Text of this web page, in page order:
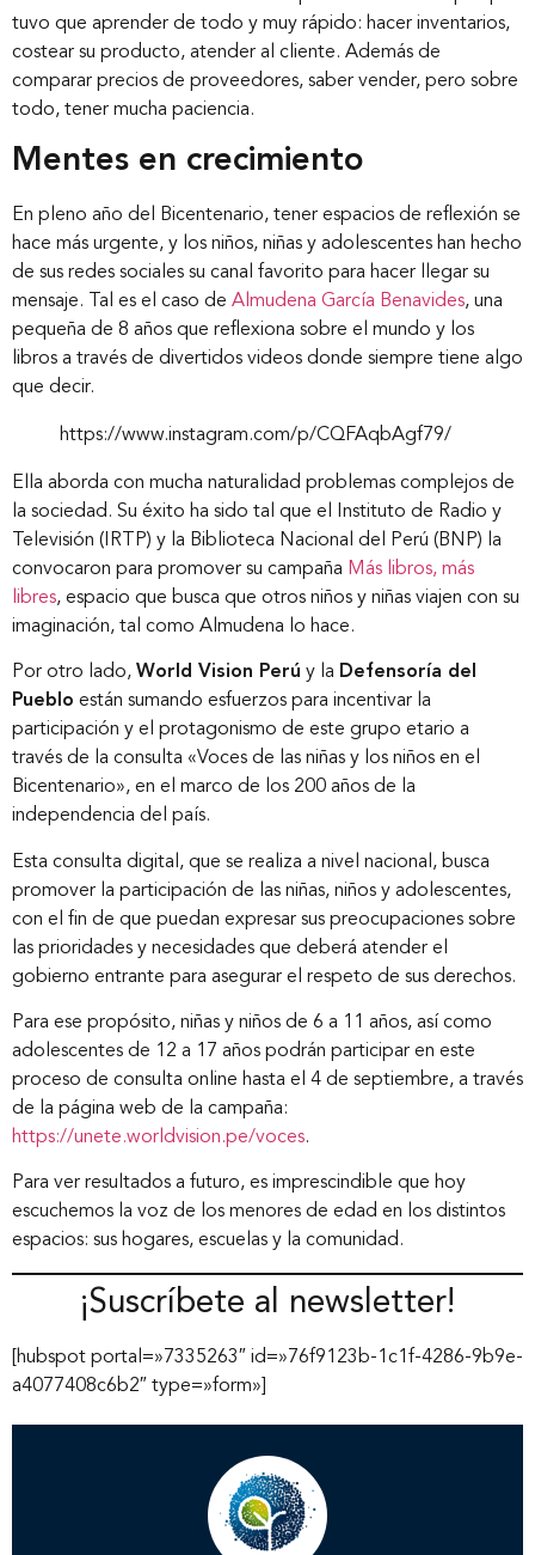
Inicio
Nuestros servicios
Nuestros clientes
Novedades
Contáctanos
tuvo que aprender de todo y muy rápido: hacer inventarios,
costear su producto, atender al cliente. Además de
comparar precios de proveedores, saber vender, pero sobre
todo, tener mucha paciencia.
Mentes en crecimiento
En pleno año del Bicentenario, tener espacios de reflexión se
hace más urgente, y los niños, niñas y adolescentes han hecho
de sus redes sociales su canal favorito para hacer llegar su
mensaje. Tal es el caso de Almudena García Benavides, una
pequeña de 8 años que reflexiona sobre el mundo y los
libros a través de divertidos videos donde siempre tiene algo
que decir.
https://www.instagram.com/p/CQFAqbAgf79/
Ella aborda con mucha naturalidad problemas complejos de
la sociedad. Su éxito ha sido tal que el Instituto de Radio y
Televisión (IRTP) y la Biblioteca Nacional del Perú (BNP) la
convocaron para promover su campaña Más libros, más
libres, espacio que busca que otros niños y niñas viajen con su
imaginación, tal como Almudena lo hace.
Por otro lado, World Vision Perú y la Defensoría del
Pueblo están sumando esfuerzos para incentivar la
participación y el protagonismo de este grupo etario a
través de la consulta «Voces de las niñas y los niños en el
Bicentenario», en el marco de los 200 años de la
independencia del país.
Esta consulta digital, que se realiza a nivel nacional, busca
promover la participación de las niñas, niños y adolescentes,
con el fin de que puedan expresar sus preocupaciones sobre
las prioridades y necesidades que deberá atender el
gobierno entrante para asegurar el respeto de sus derechos.
Para ese propósito, niñas y niños de 6 a 11 años, así como
adolescentes de 12 a 17 años podrán participar en este
proceso de consulta online hasta el 4 de septiembre, a través
de la página web de la campaña:
https://unete.worldvision.pe/voces.
Para ver resultados a futuro, es imprescindible que hoy
escuchemos la voz de los menores de edad en los distintos
espacios: sus hogares, escuelas y la comunidad.
¡Suscríbete al newsletter!
[hubspot portal=»7335263″ id=»76f9123b-1c1f-4286-9b9e-
a4077408c6b2″ type=»form»]